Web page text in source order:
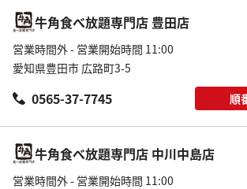
牛角食べ放題専門店 豊田店
営業時間外 - 営業開始時間 11:00
愛知県豊田市 広路町3-5
0565-37-7745 順
牛角食べ放題専門店 中川中島店
営業時間外 - 営業開始時間 11:00